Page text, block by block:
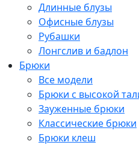
Длинные блузы
Офисные блузы
Рубашки
Лонгслив и бадлон
Брюки
Все модели
Брюки с высокой
Зауженные брюки
Классические брюки
Брюки клеш